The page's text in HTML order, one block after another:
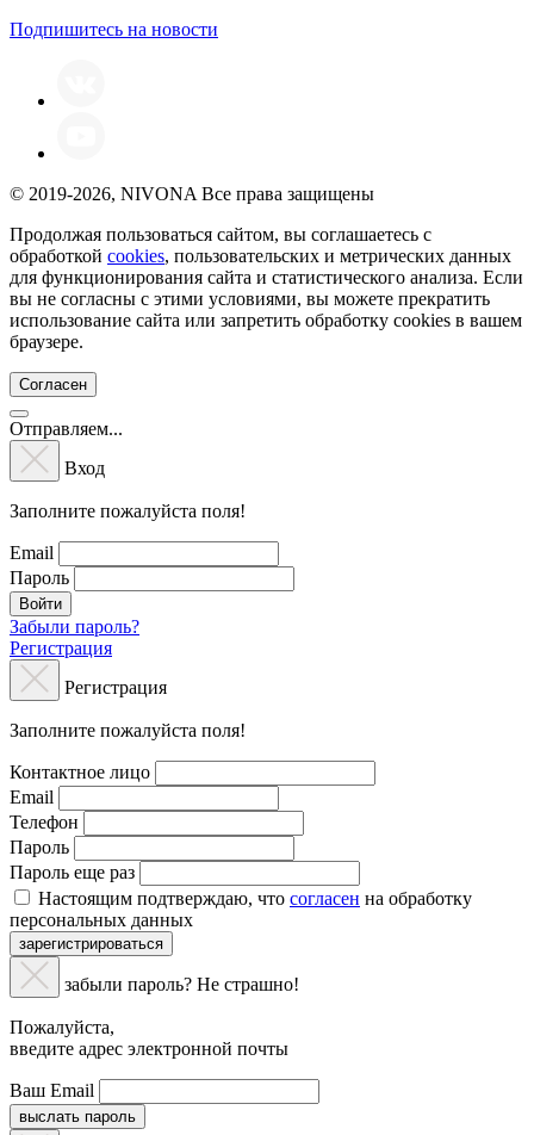
Подпишитесь на новости
© 2019-2026, NIVONA Все права защищены
Продолжая пользоваться сайтом, вы соглашаетесь с
обработкой cookies, пользовательских и метрических данных
для функционирования сайта и статистического анализа. Если
вы не согласны с этими условиями, вы можете прекратить
использование сайта или запретить обработку cookies в вашем
браузере.
Согласен
Отправляем...
Вход
Заполните пожалуйста поля!
Email
Пароль
Войти
Забыли пароль?
Регистрация
Регистрация
Заполните пожалуйста поля!
Контактное лицо
Email
Телефон
Пароль
Пароль еще раз
Настоящим подтверждаю, что согласен на обработку
персональных данных
зарегистрироваться
забыли пароль? Не страшно!
Пожалуйста,
введите адрес электронной почты
Ваш Email
выслать пароль